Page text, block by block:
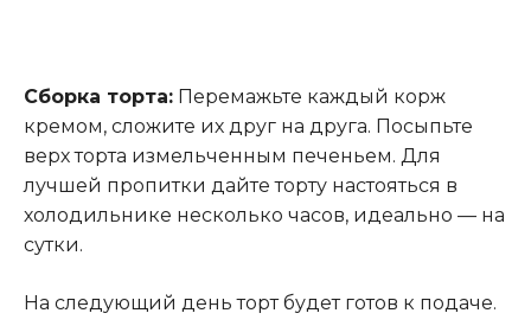
Сборка торта: Перемажьте каждый корж
кремом, сложите их друг на друга. Посыпьте
верх торта измельченным печеньем. Для
лучшей пропитки дайте торту настояться в
холодильнике несколько часов, идеально — на
сутки.
На следующий день торт будет готов к подаче.